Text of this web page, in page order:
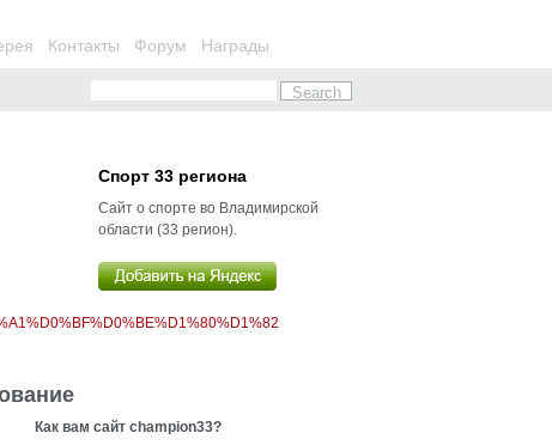
Контакты Форум Награды
Спорт 33 региона
Сайт о спорте во Владимирской
области (33 регион).
Как вам сайт champion33?